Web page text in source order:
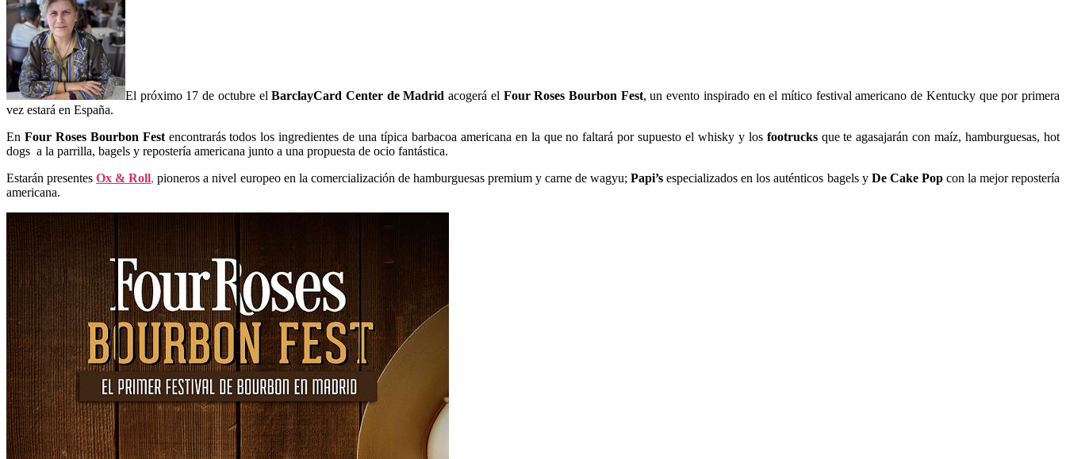
El próximo 17 de octubre elBarclayCard Center de Madrid acogerá el Four Roses Bourbon Fest, un evento inspirado en el mítico festival americano de Kentucky que por primera
vez estará en España.
En Four Roses Bourbon Festencontrarás todos los ingredientes de una típica barbacoa americana en la que no faltará por supuesto el whisky y los footrucksque te agasajarán con maíz, hamburguesas, hot
dogs a la parrilla, bagels y repostería americana junto a una propuesta de ocio fantástica.
Estarán presentesOx & Roll, pioneros a nivel europeo en la comercialización de hamburguesas premium y carne de wagyu;Papi’s especializados en los auténticos bagels y De Cake Popcon la mejor repostería
americana.